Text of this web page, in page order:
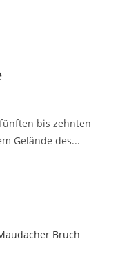
bis zehnten
Gelände des...